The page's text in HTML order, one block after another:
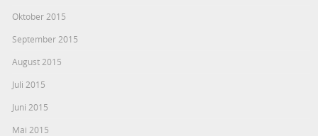
Oktober 2015
September 2015
August 2015
Juli 2015
Juni 2015
Mai 2015